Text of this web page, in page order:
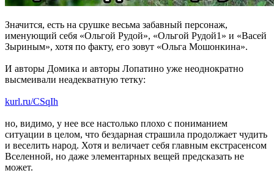
Значится, есть на срушке весьма забавный персонаж,
именующий себя «Ольгой Рудой», «Ольгой Рудой1» и «Васей
Зыриным», хотя по факту, его зовут «Ольга Мошонкина».
И авторы Домика и авторы Лопатино уже неоднократно
высмеивали неадекватную тетку:
kurl.ru/CSqIh
но, видимо, у нее все настолько плохо с пониманием
ситуации в целом, что бездарная страшила продолжает чудить
и веселить народ. Хотя и величает себя главным екстрасенсом
Вселенной, но даже элементарных вещей предсказать не
может.